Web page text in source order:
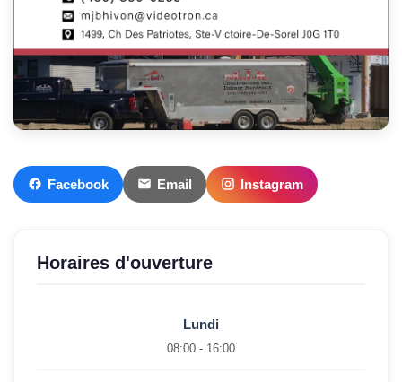
Facebook Email Instagram
Horaires d'ouverture
Lundi
08:00 - 16:00